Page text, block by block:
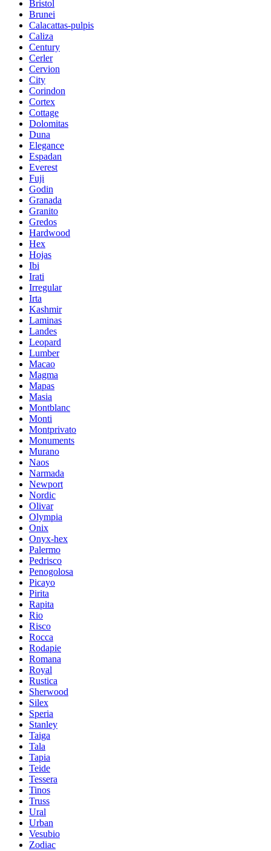
Bristol
Brunei
Calacattas-pulpis
Caliza
Century
Cerler
Cervion
City
Corindon
Cortex
Cottage
Dolomitas
Duna
Elegance
Espadan
Everest
Fuji
Godin
Granada
Granito
Gredos
Hardwood
Hex
Hojas
Ibi
Irati
Irregular
Irta
Kashmir
Laminas
Landes
Leopard
Lumber
Macao
Magma
Mapas
Masia
Montblanc
Monti
Montprivato
Monuments
Murano
Naos
Narmada
Newport
Nordic
Olivar
Olympia
Onix
Onyx-hex
Palermo
Pedrisco
Penogolosa
Picayo
Pirita
Rapita
Rio
Risco
Rocca
Rodapie
Romana
Royal
Rustica
Sherwood
Silex
Speria
Stanley
Taiga
Tala
Tapia
Teide
Tessera
Tinos
Truss
Ural
Urban
Vesubio
Zodiac